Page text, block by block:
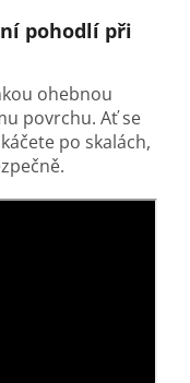
pohodlí při
ohebnou
povrchu. Ať se
po skalách,